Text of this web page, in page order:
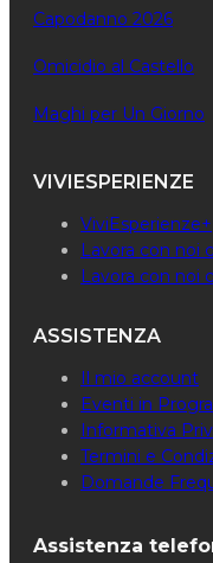
Capodanno 2026
Omicidio al Castello
Maghi per Un Giorno
VIVIESPERIENZE
ViviEsperienze+
Lavora con noi
Lavora con noi
ASSISTENZA
Il mio account
Eventi in
Informativa
Termini e
Domande
Assistenza